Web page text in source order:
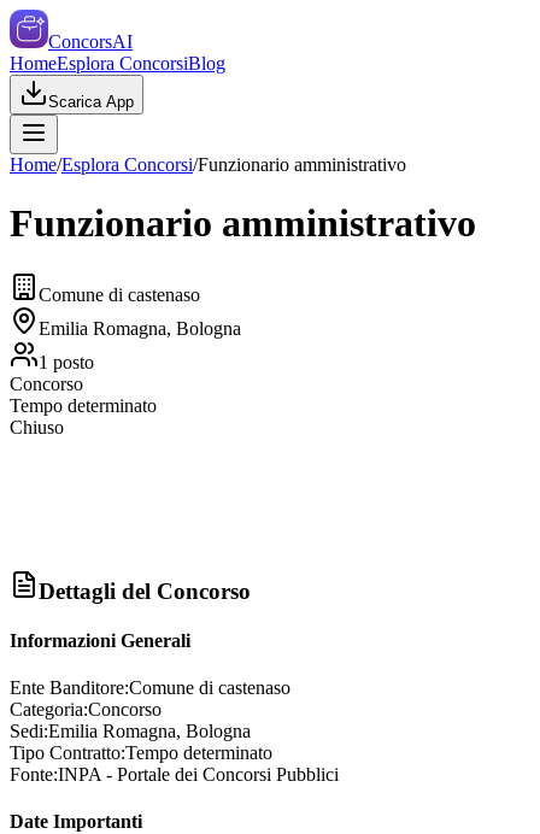
ConcorsAI
HomeEsplora ConcorsiBlog
Scarica App
Home/Esplora Concorsi/Funzionario amministrativo
Funzionario amministrativo
Comune di castenaso
Emilia Romagna, Bologna
1 posto
Concorso
Tempo determinato
Chiuso
Dettagli del Concorso
Informazioni Generali
Ente Banditore:Comune di castenaso
Categoria:Concorso
Sedi:Emilia Romagna, Bologna
Tipo Contratto:Tempo determinato
Fonte:INPA - Portale dei Concorsi Pubblici
Date Importanti